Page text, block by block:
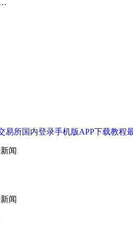
…
易所国内登录手机版APP下载教程
闻
闻